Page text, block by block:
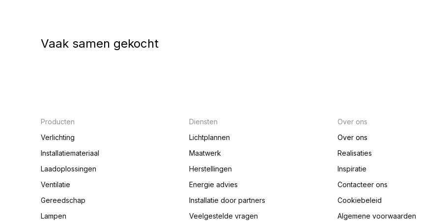
Vaak samen gekocht
Producten
Verlichting
Installatiemateriaal
Laadoplossingen
Ventilatie
Gereedschap
Lampen
Diensten
Lichtplannen
Maatwerk
Herstellingen
Energie advies
Installatie door partners
Veelgestelde vragen
Over ons
Over ons
Realisaties
Inspiratie
Contacteer ons
Cookiebeleid
Algemene voorwaarden